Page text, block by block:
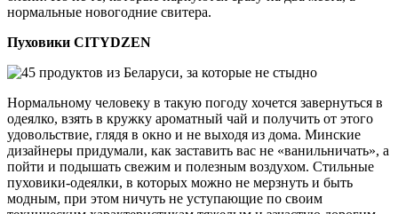
нормальные новогодние свитера.
Пуховики СITYDZEN
Нормальному человеку в такую погоду хочется завернуться в
одеялко, взять в кружку ароматный чай и получить от этого
удовольствие, глядя в окно и не выходя из дома. Минские
дизайнеры придумали, как заставить вас не «ванильничать», а
пойти и подышать свежим и полезным воздухом. Стильные
пуховики-одеялки, в которых можно не мерзнуть и быть
модным, при этом ничуть не уступающие по своим